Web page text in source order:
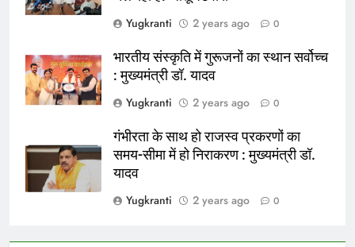
Yugkranti
2 years ago 0
भारतीय संस्कृति में गुरूजनों का स्थान सर्वोच्च
: मुख्यमंत्री डॉ. यादव
Yugkranti
2 years ago 0
गंभीरता के साथ हो राजस्व प्रकरणों का
समय-सीमा में हो निराकरण : मुख्यमंत्री डॉ.
यादव
Yugkranti
2 years ago 0